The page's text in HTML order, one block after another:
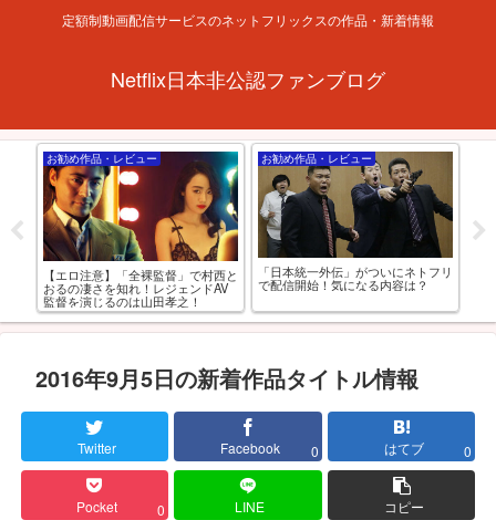
定額制動画配信サービスのネットフリックスの作品・新着情報
Netflix日本非公認ファンブログ
お勧め作品・レビュー
【エロ注意】「全裸監督」で村西と
おるの凄さを知れ！レジェンドAV
監督を演じるのは山田孝之！
お勧め作品・レビュー
「日本統一外伝」がついにネトフリ
で配信開始！気になる内容は？
2016年9月5日の新着作品タイトル情報
Twitter Facebook 0 はてブ 0
Pocket 0 LINE コピー